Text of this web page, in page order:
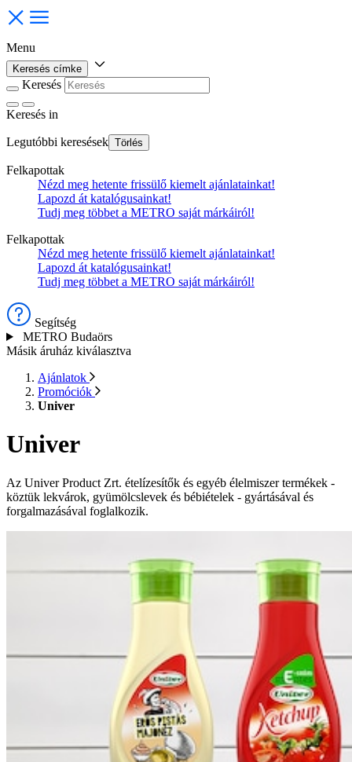
Menu
Keresés címke
Keresés
Keresés in
Legutóbbi keresések Törlés
Felkapottak
Nézd meg hetente frissülő kiemelt ajánlatainkat!
Lapozd át katalógusainkat!
Tudj meg többet a METRO saját márkáiról!
Felkapottak
Nézd meg hetente frissülő kiemelt ajánlatainkat!
Lapozd át katalógusainkat!
Tudj meg többet a METRO saját márkáiról!
Segítség
METRO Budaörs
Másik áruház kiválasztva
Ajánlatok
Promóciók
Univer
Univer
Az Univer Product Zrt. ételízesítők és egyéb élelmiszer termékek -
köztük lekvárok, gyümölcslevek és bébiételek - gyártásával és
forgalmazásával foglalkozik.